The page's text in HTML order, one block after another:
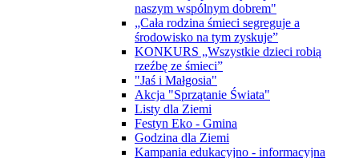
naszym wspólnym dobrem"
„Cała rodzina śmieci segreguje a
środowisko na tym zyskuje”
KONKURS „Wszystkie dzieci robią
rzeźbę ze śmieci”
"Jaś i Małgosia"
Akcja "Sprzątanie Świata"
Listy dla Ziemi
Festyn Eko - Gmina
Godzina dla Ziemi
Kampania edukacyjno - informacyjna